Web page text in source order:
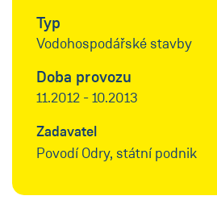
Typ
Vodohospodářské stavby
Doba provozu
11.2012 - 10.2013
Zadavatel
Povodí Odry, státní podnik